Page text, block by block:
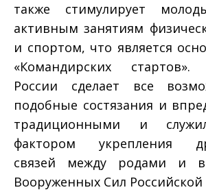
также стимулирует
активным занятиям
и спортом, что является
«Командирских
России сделает все
подобные состязания и
традиционными и
фактором укрепления
связей между родами и
Вооруженных Сил